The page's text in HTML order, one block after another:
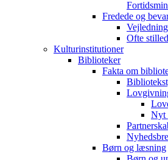
Fredede og
Vejledning
Ofte
Kulturinstitutioner
Biblioteker
Fakta om
Nyt
Børn og læsning